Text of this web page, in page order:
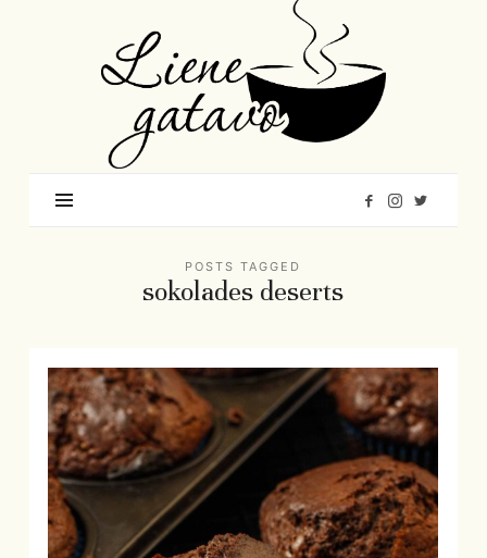
Gatavo
–
Mana
garšu
pasaule
POSTS TAGGED
sokolades deserts